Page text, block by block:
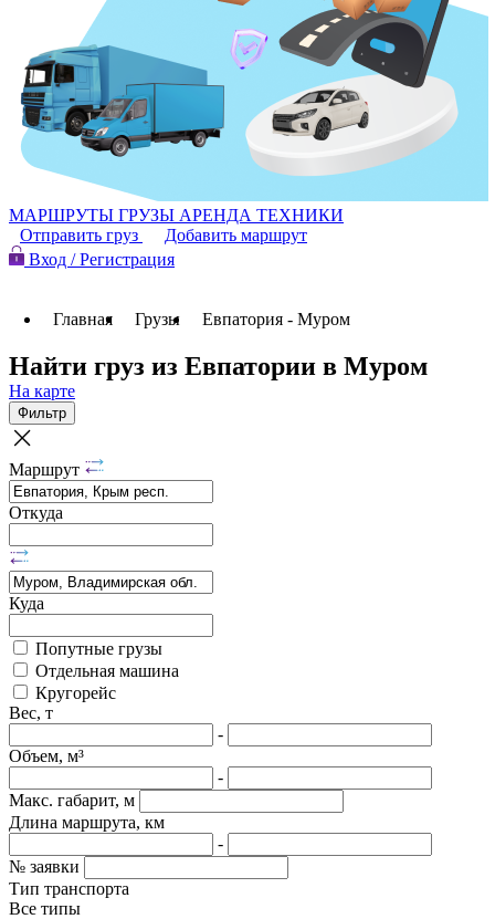
МАРШРУТЫ ГРУЗЫ АРЕНДА ТЕХНИКИ
Отправить груз
Добавить маршрут
Вход / Регистрация
Главная Грузы Евпатория - Муром
Найти груз из Евпатории в Муром
На карте
Фильтр
Маршрут
Откуда
Куда
Попутные грузы
Отдельная машина
Кругорейс
Вес, т
-
Объем, м³
-
Макс. габарит, м
Длина маршрута, км
-
№ заявки
Тип транспорта
Все типы